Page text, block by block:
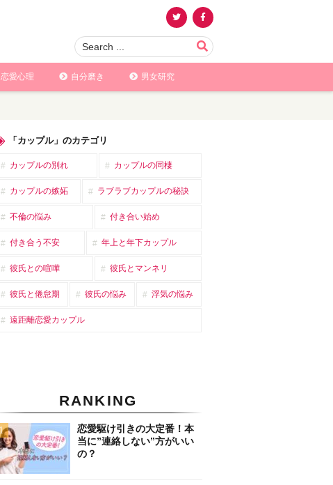
恋愛心理 自分磨き 男女研究
「カップル」のカテゴリ
カップルの別れ カップルの同棲
カップルの嫉妬 ラブラブカップルの秘訣
不倫の悩み 付き合い始め
付き合う不安 年上と年下カップル
彼氏との喧嘩 彼氏とマンネリ
彼氏と倦怠期 彼氏の悩み 浮気の悩み
遠距離恋愛カップル
RANKING
恋愛駆け引きの大定番！本
当に”連絡しない”方がいい
の？